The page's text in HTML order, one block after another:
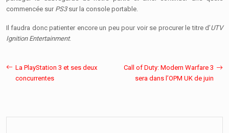
commencée sur PS3sur la console portable.
Il faudra donc patienter encore un peu pour voir se procurer le titre d’UTV
Ignition Entertainment.
La PlayStation 3 et ses deux
concurrentes
Call of Duty: Modern Warfare 3
sera dans l’OPM UK de juin